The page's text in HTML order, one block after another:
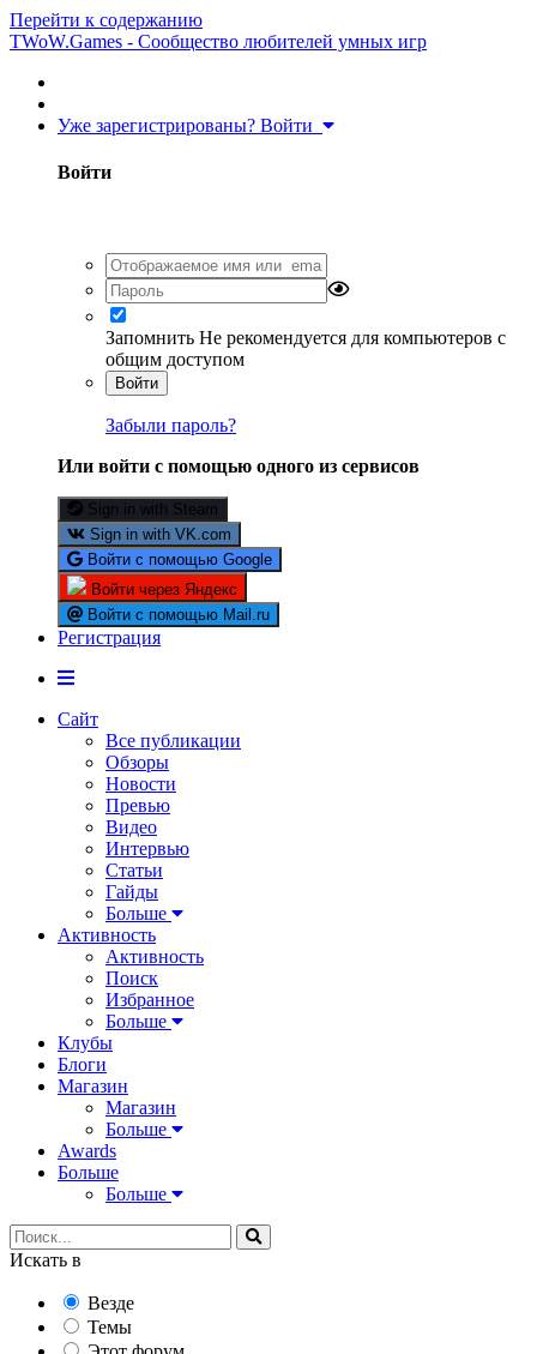
Перейти к содержанию
TWoW.Games - Сообщество любителей умных игр
Уже зарегистрированы? Войти
Войти
Запомнить Не рекомендуется для компьютеров с
общим доступом
Войти
Забыли пароль?
Или войти с помощью одного из сервисов
Sign in with Steam
Sign in with VK.com
Войти с помощью Google
Войти через Яндекс
Войти с помощью Mail.ru
Регистрация
Сайт
Все публикации
Обзоры
Новости
Превью
Видео
Интервью
Статьи
Гайды
Больше
Активность
Активность
Поиск
Избранное
Больше
Клубы
Блоги
Магазин
Магазин
Больше
Awards
Больше
Больше
Искать в
Везде
Темы